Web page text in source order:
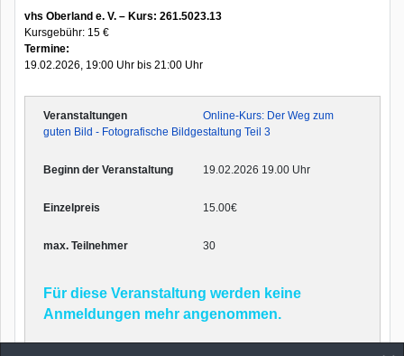
vhs Oberland e. V. – Kurs: 261.5023.13
Kursgebühr: 15 €
Termine:
19.02.2026, 19:00 Uhr bis 21:00 Uhr
Online-Kurs: Der Weg zum
guten Bild - Fotografische Bildgestaltung Teil 3
19.02.2026 19.00 Uhr
15.00€
30
Für diese Veranstaltung werden keine
Anmeldungen mehr angenommen.